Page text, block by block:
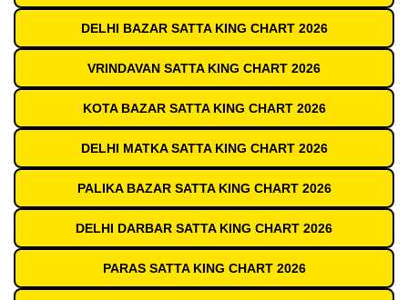
DELHI BAZAR SATTA KING CHART 2026
VRINDAVAN SATTA KING CHART 2026
KOTA BAZAR SATTA KING CHART 2026
DELHI MATKA SATTA KING CHART 2026
PALIKA BAZAR SATTA KING CHART 2026
DELHI DARBAR SATTA KING CHART 2026
PARAS SATTA KING CHART 2026